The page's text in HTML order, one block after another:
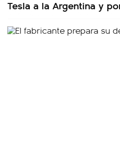
Tesla a la Argentina y